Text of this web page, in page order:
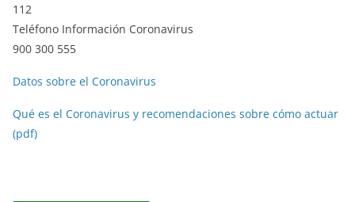
112
Teléfono Información Coronavirus
900 300 555
Datos sobre el Coronavirus
Qué es el Coronavirus y recomendaciones sobre cómo actuar
(pdf)